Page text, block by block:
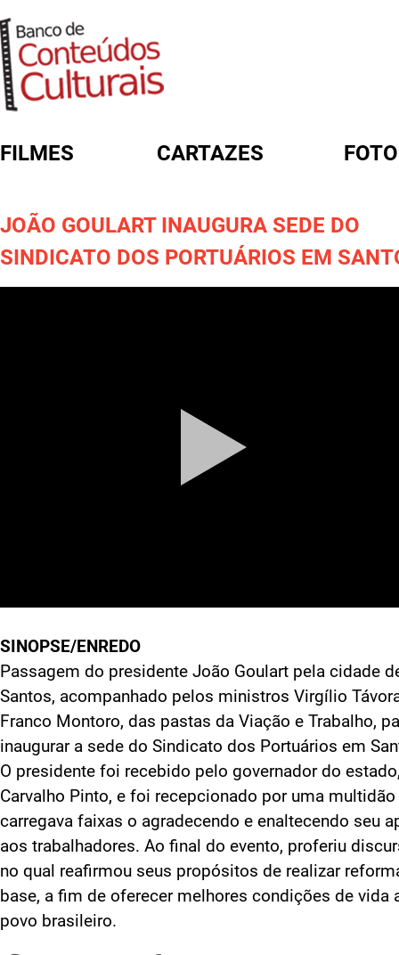
FILMES CARTAZES
JOÃO GOULART INAUGURA SEDE DO
SINDICATO DOS PORTUÁRIOS EM
SINOPSE/ENREDO
Passagem do presidente João Goulart pela cidade
Santos, acompanhado pelos ministros Virgílio
Franco Montoro, das pastas da Viação e Trabalho,
inaugurar a sede do Sindicato dos Portuários em
O presidente foi recebido pelo governador do
Carvalho Pinto, e foi recepcionado por uma multidão
carregava faixas o agradecendo e enaltecendo seu
aos trabalhadores. Ao final do evento, proferiu
no qual reafirmou seus propósitos de realizar
base, a fim de oferecer melhores condições de vida
povo brasileiro.